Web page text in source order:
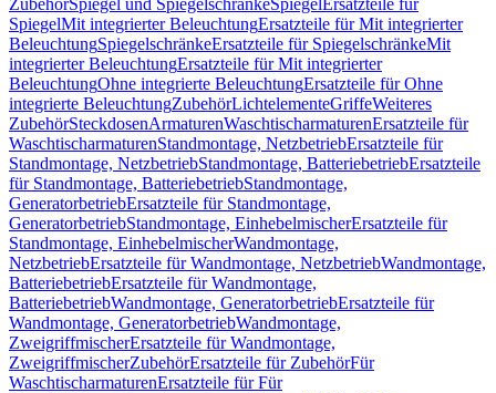
ZubehörSpiegel und SpiegelschränkeSpiegel Ersatzteile für
SpiegelMit integrierter BeleuchtungErsatzteile für Mit integrierter
BeleuchtungSpiegelschränkeErsatzteile für SpiegelschränkeMit
integrierter BeleuchtungErsatzteile für Mit integrierter
BeleuchtungOhne integrierte BeleuchtungErsatzteile für Ohne
integrierte BeleuchtungZubehörLichtelementeGriffeWeiteres
ZubehörSteckdosenArmaturenWaschtischarmaturenErsatzteile für
WaschtischarmaturenStandmontage, NetzbetriebErsatzteile für
Standmontage, NetzbetriebStandmontage, BatteriebetriebErsatzteile
für Standmontage, BatteriebetriebStandmontage,
GeneratorbetriebErsatzteile für Standmontage,
GeneratorbetriebStandmontage, EinhebelmischerErsatzteile für
Standmontage, EinhebelmischerWandmontage,
NetzbetriebErsatzteile für Wandmontage, NetzbetriebWandmontage,
BatteriebetriebErsatzteile für Wandmontage,
BatteriebetriebWandmontage, GeneratorbetriebErsatzteile für
Wandmontage, GeneratorbetriebWandmontage,
ZweigriffmischerErsatzteile für Wandmontage,
ZweigriffmischerZubehörErsatzteile für ZubehörFür
WaschtischarmaturenErsatzteile für Für